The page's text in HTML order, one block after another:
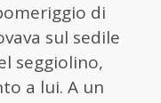
di
sul sedile
seggiolino,
a lui. A un